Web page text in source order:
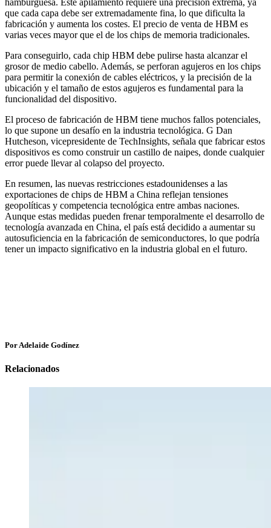
que cada capa debe ser extremadamente fina, lo que dificulta la
fabricación y aumenta los costes. El precio de venta de HBM es
varias veces mayor que el de los chips de memoria tradicionales.
Para conseguirlo, cada chip HBM debe pulirse hasta alcanzar el
grosor de medio cabello. Además, se perforan agujeros en los chips
para permitir la conexión de cables eléctricos, y la precisión de la
ubicación y el tamaño de estos agujeros es fundamental para la
funcionalidad del dispositivo.
El proceso de fabricación de HBM tiene muchos fallos potenciales,
lo que supone un desafío en la industria tecnológica. G Dan
Hutcheson, vicepresidente de TechInsights, señala que fabricar estos
dispositivos es como construir un castillo de naipes, donde cualquier
error puede llevar al colapso del proyecto.
En resumen, las nuevas restricciones estadounidenses a las
exportaciones de chips de HBM a China reflejan tensiones
geopolíticas y competencia tecnológica entre ambas naciones.
Aunque estas medidas pueden frenar temporalmente el desarrollo de
tecnología avanzada en China, el país está decidido a aumentar su
autosuficiencia en la fabricación de semiconductores, lo que podría
tener un impacto significativo en la industria global en el futuro.
Por Adelaide Godínez
Relacionados